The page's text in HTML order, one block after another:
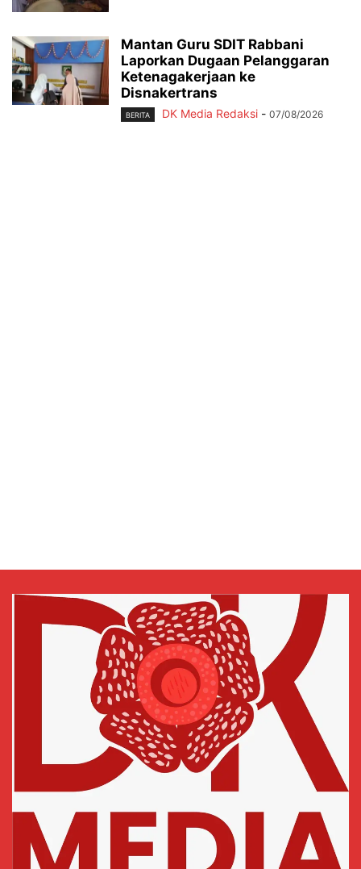
Mantan Guru SDIT Rabbani
Laporkan Dugaan Pelanggaran
Ketenagakerjaan ke
Disnakertrans
BERITA DK Media Redaksi - 07/08/2026